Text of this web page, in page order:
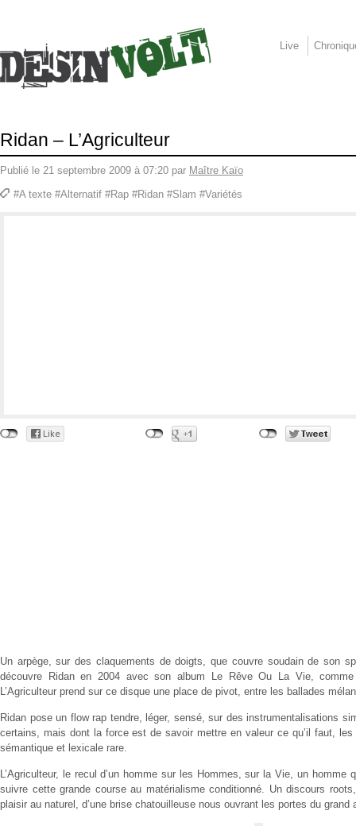
Live
Ridan – L’Agriculteur
Publié le 21 septembre 2009 à 07:20 par Maître Kaïo
#A texte #Alternatif #Rap #Ridan #Slam #Variétés
Un arpège, sur des claquements de doigts, que couvre soudain de son
découvre Ridan en 2004 avec son album
Le Rêve Ou La Vie, comme
L’Agriculteur prend sur ce disque une place de pivot, entre les ballades
Ridan pose un flow rap tendre, léger, sensé, sur des instrumentalisations
certains, mais dont la force est de savoir mettre en valeur ce qu’il faut, les
sémantique et lexicale rare.
L’Agriculteur, le recul d’un homme sur les Hommes, sur la Vie, un homme
suivre cette grande course au matérialisme conditionné. Un discours
plaisir au naturel, d’une brise chatouilleuse nous ouvrant les portes du grand